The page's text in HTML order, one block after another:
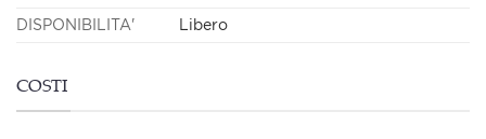
DISPONIBILITA' Libero
COSTI